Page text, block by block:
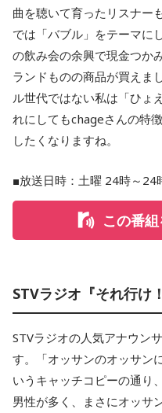
曲を聴いて育ったリスナー
では「バブル」をテーマに
の飲み会の余興で現金つか
ランドものの商品が買えま
ル世代ではない私は「ひょ
れにしてもchageさんの特
したくなりますね。
■放送日時：土曜 24時～24
この番
STVラジオ『それ行け
STVラジオの人気アナウン
す。「オッサンのオッサン
いうキャッチコピーの通り
男性が多く、まさにオッサ